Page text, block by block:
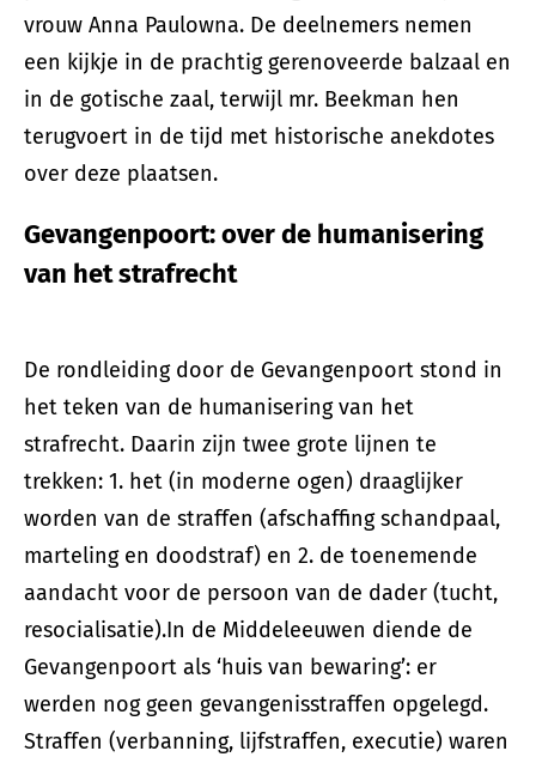
vrouw Anna Paulowna. De deelnemers nemen
een kijkje in de prachtig gerenoveerde balzaal en
in de gotische zaal, terwijl mr. Beekman hen
terugvoert in de tijd met historische anekdotes
over deze plaatsen.
Gevangenpoort: over de humanisering
van het strafrecht
De rondleiding door de Gevangenpoort stond in
het teken van de humanisering van het
strafrecht. Daarin zijn twee grote lijnen te
trekken: 1. het (in moderne ogen) draaglijker
worden van de straffen (afschaffing schandpaal,
marteling en doodstraf) en 2. de toenemende
aandacht voor de persoon van de dader (tucht,
resocialisatie).In de Middeleeuwen diende de
Gevangenpoort als ‘huis van bewaring’: er
werden nog geen gevangenisstraffen opgelegd.
Straffen (verbanning, lijfstraffen, executie) waren